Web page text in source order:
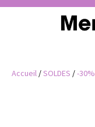
Accueil /SOLDES /-30%